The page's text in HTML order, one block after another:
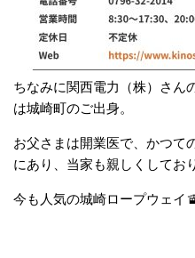
ちなみに関西電力（株）さん
は城崎町のご出身。
お父さまは開業医で、かつて
にあり、当家も親しくしてお
今も人気の城崎ロープウェイ